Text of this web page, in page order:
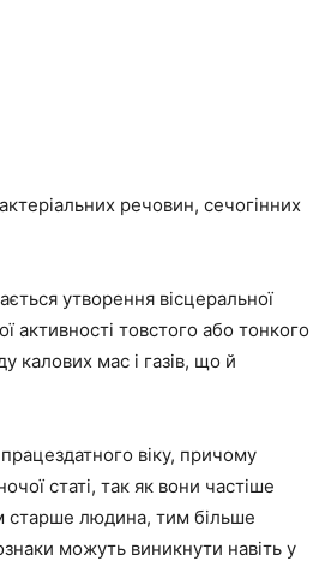
речовин, сечогінних
утворення вісцеральної
активності товстого або тонкого
калових мас і газів, що й
віку, причому
статі, так як вони частіше
старше людина, тим більше
можуть виникнути навіть у